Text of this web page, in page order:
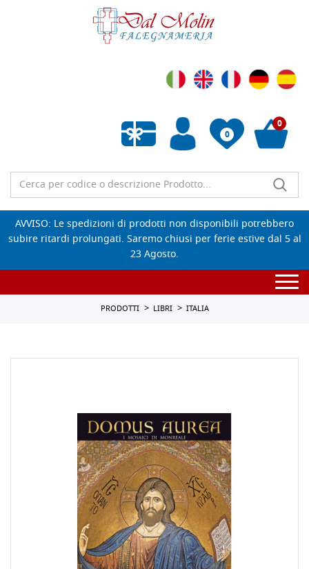
0
Wishlist vuota
0
AVVISO: Le spedizioni di prodotti non disponibili potrebbero
subire ritardi prolungati. Saremo chiusi per ferie estive dal 5 al
23 Agosto.
PRODOTTI LIBRI ITALIA